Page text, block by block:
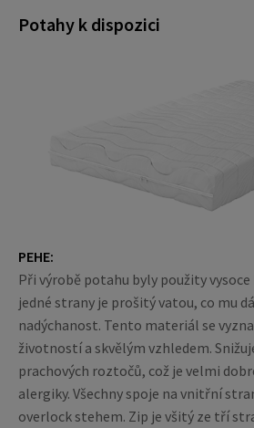
Potahy k dispozici
PEHE:
Při výrobě potahu byly použity
jedné strany je prošitý vatou, co mu
nadýchanost. Tento materiál se
životností a skvělým vzhledem.
prachových roztočů, což je velmi
alergiky. Všechny spoje na vnitřní
overlock stehem. Zip je všitý ze tří